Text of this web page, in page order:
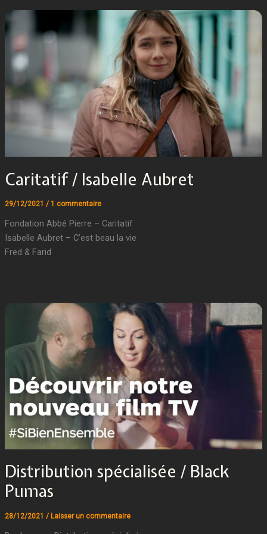
Caritatif / Isabelle Aubret
29/12/2021 / 1 commentaire
Fondation Abbé Pierre – Caritatif
Isabelle Aubret – C’est beau la vie
Fred & Farid
Distribution spécialisée / Black
Pumas
28/12/2021 / Laisser un commentaire